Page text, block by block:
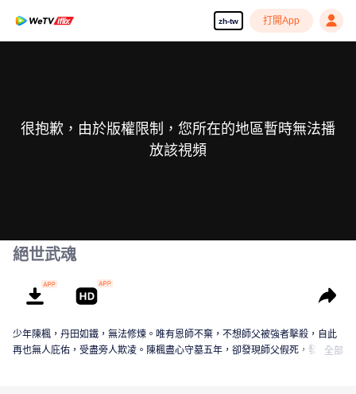
zh-tw 打開App
很抱歉，由於版權限制，您所在的地區暫時無法播
放該視頻
絕世武魂
少年陳楓，丹田如鐵，無法修煉。唯有恩師不棄，不想師父被強者擊殺，自此
再也無人庇佑，受盡旁人欺凌。陳楓盡心守墓五年，卻發現師父假死，發現師
全部